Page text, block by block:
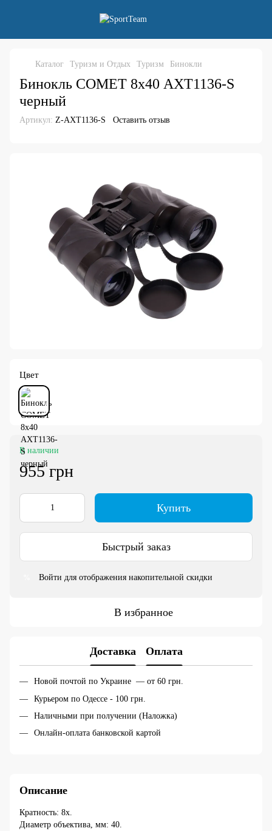
Каталог Туризм и Отдых Туризм Бинокли
Бинокль COMET 8х40 AXT1136-S
черный
Артикул: Z-AXT1136-S Оставить отзыв
Цвет
В наличии
955 грн
Купить
Быстрый заказ
Войти для отображения накопительной скидки
В избранное
Доставка Оплата
Новой почтой по Украине — от 60 грн.
Курьером по Одессе - 100 грн.
Наличными при получении (Наложка)
Онлайн-оплата банковской картой
Описание
Кратность: 8х.
Диаметр объектива, мм: 40.